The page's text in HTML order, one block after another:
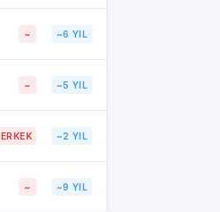
~ ~6 YIL
~ ~5 YIL
ERKEK ~2 YIL
~ ~9 YIL